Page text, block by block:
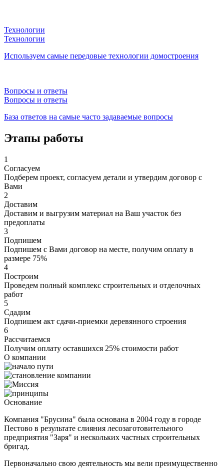
Технологии
Технологии
Используем самые передовые технологии домостроения
Вопросы и ответы
Вопросы и ответы
База ответов на самые часто задаваемые вопросы
Этапы работы
1
Согласуем
Подберем проект, согласуем детали и утвердим договор с
Вами
2
Доставим
Доставим и выгрузим материал на Ваш участок без
предоплаты
3
Подпишем
Подпишем с Вами договор на месте, получим оплату в
размере 75%
4
Построим
Проведем полный комплекс строительных и отделочных
работ
5
Сдадим
Подпишем акт сдачи-приемки деревянного строения
6
Рассчитаемся
Получим оплату оставшихся 25% стоимости работ
О компании
Основание
Компания "Брусина" была основана в 2004 году в городе
Пестово в результате слияния лесозаготовительного
предприятия "Заря" и нескольких частных строительных
бригад.
Первоначально свою деятельность мы вели преимущественно